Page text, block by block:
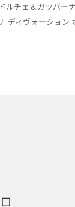
ルチェ＆ガッバ
ディヴォーション